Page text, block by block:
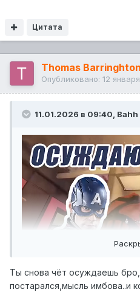
Цитата
Thomas Barringhton
Опубликовано: 12 января
11.01.2026 в 09:40, Bahh
Ты снова чёт осуждаешь
постарался,мысль имбова..и